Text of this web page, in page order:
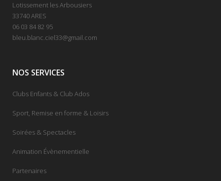
Lotissement les Arbousiers
33740 ARES
06 03 84 82 95
bleu.blanc.ciel33@gmail.com
NOS SERVICES
Clubs Enfants & Club Ados
Sport, Remise en forme & Loisirs
Soirées & Spectacles
Animation Évènementielle
Partenaires